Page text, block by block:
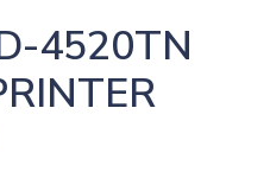
4520TN